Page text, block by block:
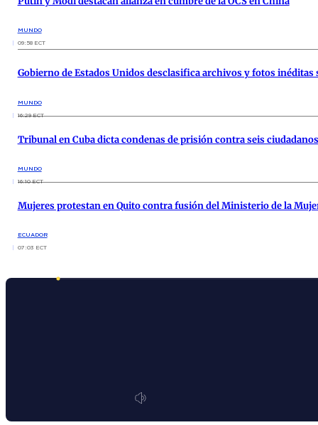
MUNDO
09:58 ECT
Gobierno de Estados Unidos desclasifica archivos y fotos inéditas
MUNDO
16:29 ECT
Tribunal en Cuba dicta condenas de prisión contra seis
MUNDO
16:10 ECT
Mujeres protestan en Quito contra fusión del Ministerio de la
ECUADOR
07:03 ECT